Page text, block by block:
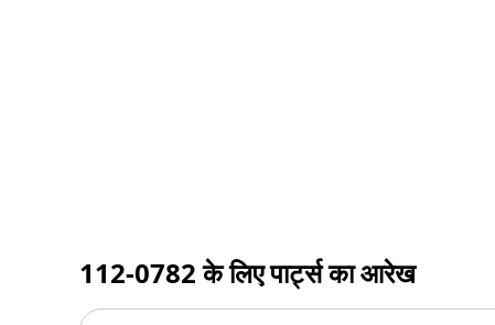
112-0782के लिए पार्ट्स का आरेख